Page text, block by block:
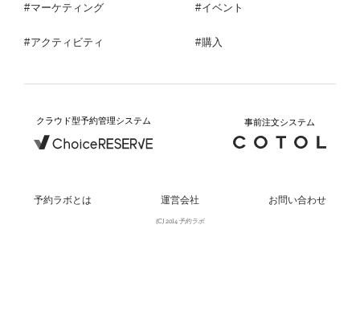
マーケティング イベント
アクティビティ 購入
クラウド型予約管理システム 事前注文システム
予約ラボとは 運営会社 お問い合わせ
(C) 2014 予約ラボ